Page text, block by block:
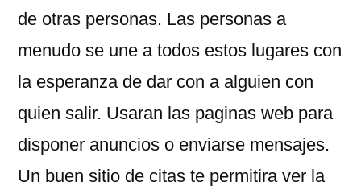
de otras personas. Las personas a
menudo se une a todos estos lugares con
la esperanza de dar con a alguien con
quien salir. Usaran las paginas web para
disponer anuncios o enviarse mensajes.
Un buen sitio de citas te permitira ver la